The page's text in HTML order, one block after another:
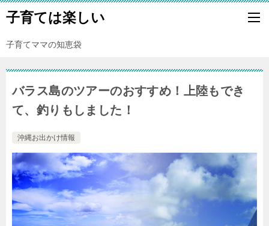
子育ては楽しい
子育てママの知恵袋
バラス島のツアーのおすすめ！上陸もでき
て、釣りもしました！
沖縄お出かけ情報